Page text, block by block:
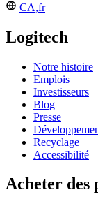
CA,fr
Logitech
Notre histoire
Emplois
Investisseurs
Blog
Presse
Recyclage
Accessibilité
Acheter des